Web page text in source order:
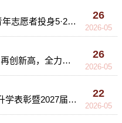
5·22生态环保志愿行动
26
2026-05
，全力冲刺前1‰
26
2026-05
2027届升学动员大会
22
2026-05